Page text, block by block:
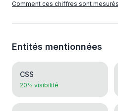
Comment ces chiffres sont mesurés
Entités mentionnées
CSS
20% visibilité